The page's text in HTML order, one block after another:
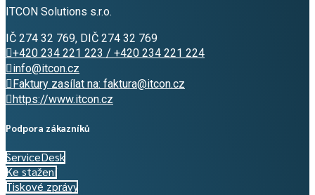
ITCON Solutions s.r.o.
IČ 274 32 769, DIČ 274 32 769
+420 234 221 223 / +420 234 221 224
info@itcon.cz
Faktury zasílat na: faktura@itcon.cz
https://www.itcon.cz
Podpora zákazníků
ServiceDesk
Ke stažení
Tiskové zprávy